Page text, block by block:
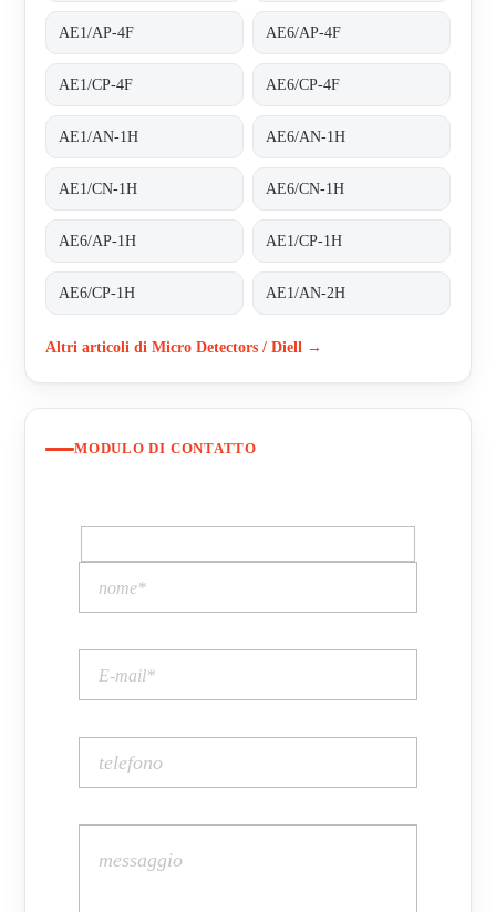
AE1/AP-4F AE6/AP-4F
AE1/CP-4F AE6/CP-4F
AE1/AN-1H AE6/AN-1H
AE1/CN-1H AE6/CN-1H
AE6/AP-1H AE1/CP-1H
AE6/CP-1H AE1/AN-2H
Altri articoli di Micro Detectors / Diell →
MODULO DI CONTATTO